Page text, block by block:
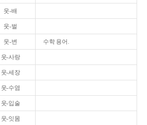
웃-배
웃-벌
웃-변 수학 용어.
웃-사랑
웃-세장
웃-수염
웃-입술
웃-잇몸